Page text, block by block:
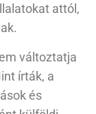
attól,
változtatja
írták, a
és